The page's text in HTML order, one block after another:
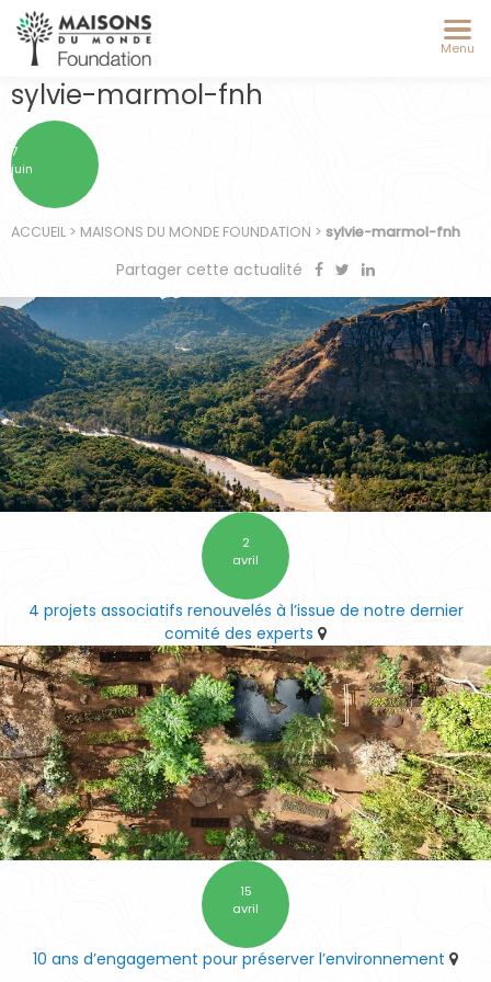
Menu
sylvie-marmol-fnh
7
juin
ACCUEIL > MAISONS DU MONDE FOUNDATION > sylvie-marmol-fnh
Partager cette actualité
2
avril
4 projets associatifs renouvelés à l’issue de notre dernier
comité des experts
15
avril
10 ans d’engagement pour préserver l’environnement